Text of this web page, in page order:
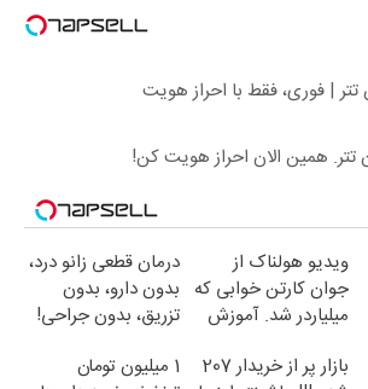
ویدیو هولناک از
جوان کارتن خوابی که
میلیاردر شد. آموزش
درمان قطعی زانو درد،
بدون دارو، بدون
تزریق، بدون جراحی!
بازار پر از خریدار 207
1 میلیون تومان